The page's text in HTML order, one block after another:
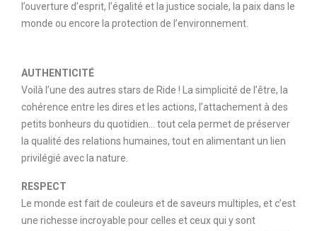
l’ouverture d’esprit, l’égalité et la justice sociale, la paix dans le
monde ou encore la protection de l’environnement.
AUTHENTICITÉ
Voilà l’une des autres stars de Ride ! La simplicité de l’être, la
cohérence entre les dires et les actions, l’attachement à des
petits bonheurs du quotidien… tout cela permet de préserver
la qualité des relations humaines, tout en alimentant un lien
privilégié avec la nature.
RESPECT
Le monde est fait de couleurs et de saveurs multiples, et c’est
une richesse incroyable pour celles et ceux qui y sont